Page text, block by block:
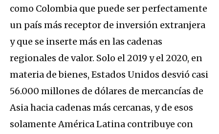
como Colombia que puede ser perfectamente
un país más receptor de inversión extranjera
y que se inserte más en las cadenas
regionales de valor. Solo el 2019 y el 2020, en
materia de bienes, Estados Unidos desvió casi
56.000 millones de dólares de mercancías de
Asia hacia cadenas más cercanas, y de esos
solamente América Latina contribuye con